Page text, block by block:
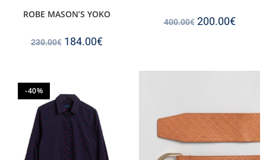
ROBE MASON’S YOKO
230.00€ 184.00€
400.00€ 200.00€
-40%